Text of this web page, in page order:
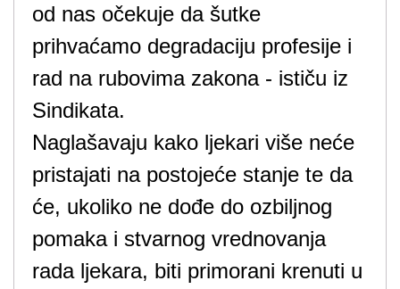
od nas očekuje da šutke
prihvaćamo degradaciju profesije i
rad na rubovima zakona - ističu iz
Sindikata.
Naglašavaju kako ljekari više neće
pristajati na postojeće stanje te da
će, ukoliko ne dođe do ozbiljnog
pomaka i stvarnog vrednovanja
rada ljekara, biti primorani krenuti u